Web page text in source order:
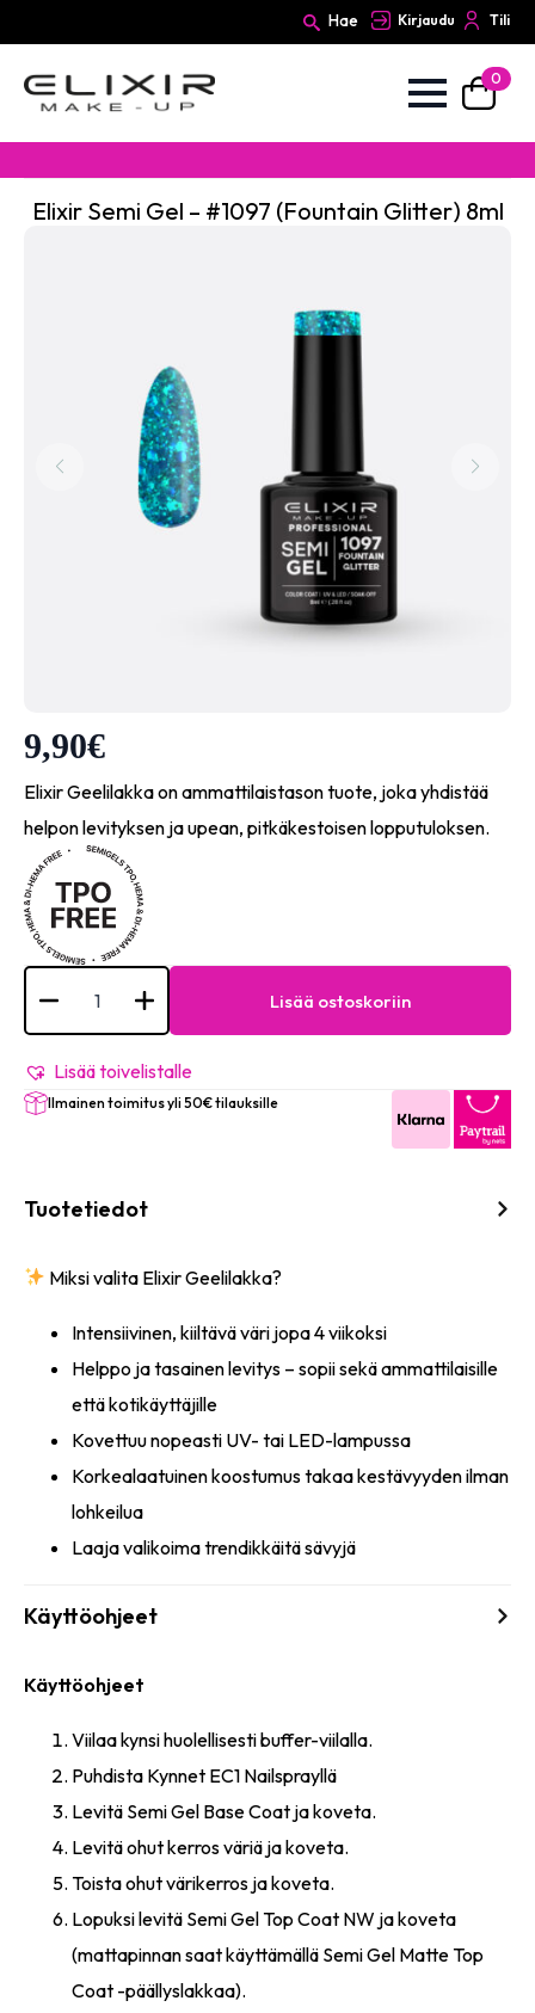
Hae Kirjaudu Tili
0
Elixir Semi Gel – #1097 (Fountain Glitter) 8ml
9,90€
Elixir Geelilakka on ammattilaistason tuote, joka yhdistää
helpon levityksen ja upean, pitkäkestoisen lopputuloksen.
Elixir
Semi
-
(Fountain
Glitter)
8ml
Lisää ostoskoriin
Lisää toivelistalle
Ilmainen toimitus yli 50€ tilauksille
Tuotetiedot
Miksi valita Elixir Geelilakka?
Intensiivinen, kiiltävä väri jopa 4 viikoksi
Helppo ja tasainen levitys – sopii sekä ammattilaisille
että kotikäyttäjille
Kovettuu nopeasti UV- tai LED-lampussa
Korkealaatuinen koostumus takaa kestävyyden ilman
lohkeilua
Laaja valikoima trendikkäitä sävyjä
Käyttöohjeet
Käyttöohjeet
Viilaa kynsi huolellisesti buffer-viilalla.
Puhdista Kynnet EC1 Nailsprayllä
Levitä Semi Gel Base Coat ja koveta.
Levitä ohut kerros väriä ja koveta.
Toista ohut värikerros ja koveta.
Lopuksi levitä Semi Gel Top Coat NW ja koveta
(mattapinnan saat käyttämällä Semi Gel Matte Top
Coat -päällyslakkaa).